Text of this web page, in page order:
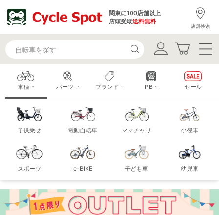
関東に100店舗以上
店頭受取送料無料
店舗検索
車種
子供乗せ 電動自転車 ママチャリ 小径車
スポーツ e-BIKE 子ども車 幼児車
パーツ ブランド PB セール